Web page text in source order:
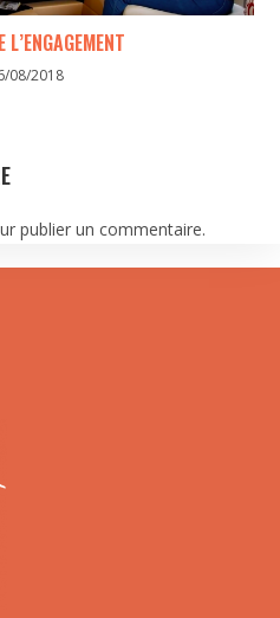
08/2018
publier un commentaire.